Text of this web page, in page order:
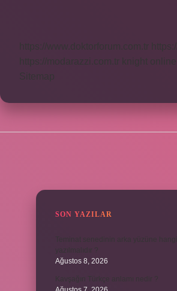
https://www.doktorforum.com.tr
https://modarazzi.com.tr
knight online
Sitemap
SON YAZILAR
Ağustos 8, 2026